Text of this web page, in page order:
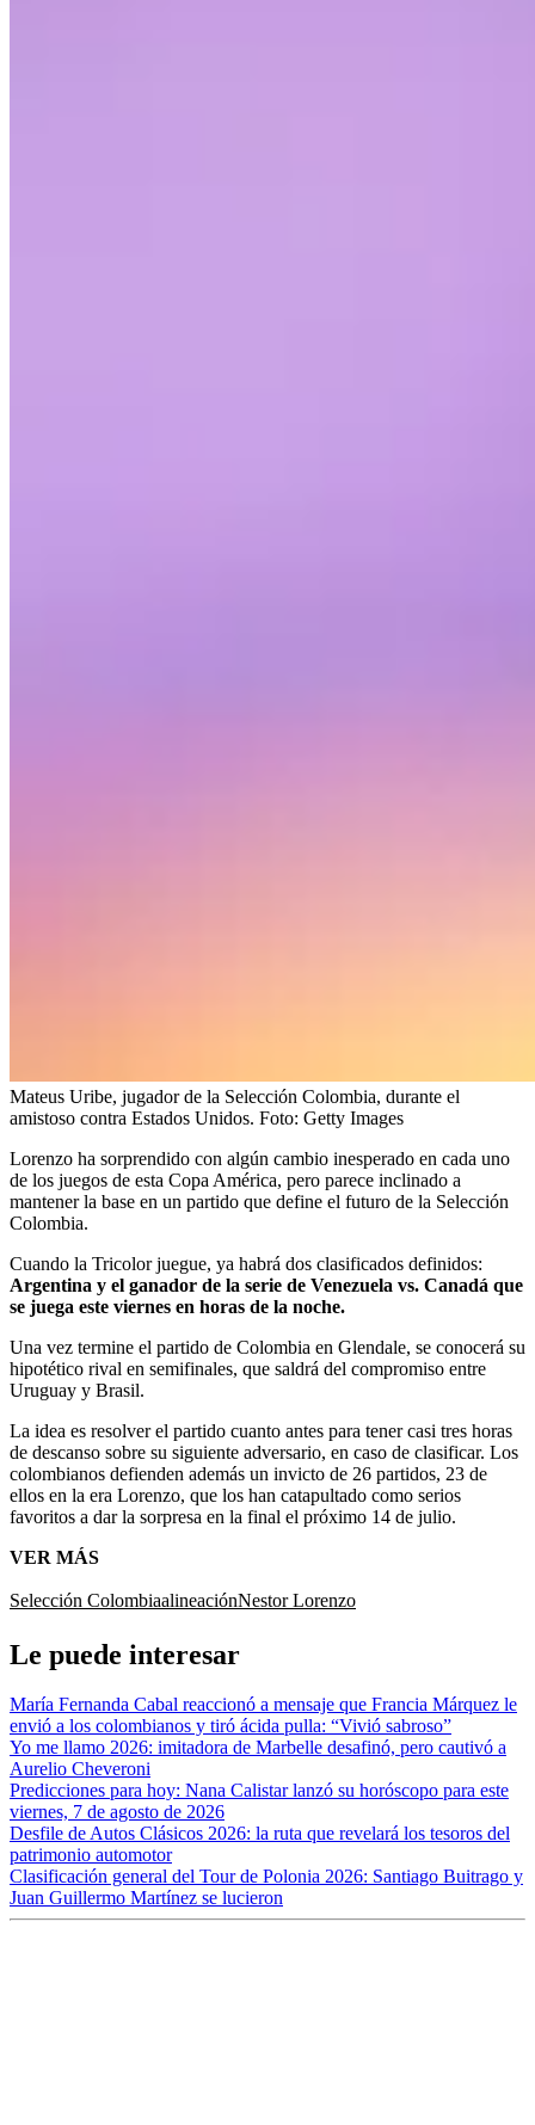
Mateus Uribe, jugador de la Selección Colombia, durante el
amistoso contra Estados Unidos. Foto: Getty Images
Lorenzo ha sorprendido con algún cambio inesperado en cada uno
de los juegos de esta Copa América, pero parece inclinado a
mantener la base en un partido que define el futuro de la Selección
Colombia.
Cuando la Tricolor juegue, ya habrá dos clasificados definidos:
Argentina y el ganador de la serie de Venezuela vs. Canadá que
se juega este viernes en horas de la noche.
Una vez termine el partido de Colombia en Glendale, se conocerá su
hipotético rival en semifinales, que saldrá del compromiso entre
Uruguay y Brasil.
La idea es resolver el partido cuanto antes para tener casi tres horas
de descanso sobre su siguiente adversario, en caso de clasificar. Los
colombianos defienden además un invicto de 26 partidos, 23 de
ellos en la era Lorenzo, que los han catapultado como serios
favoritos a dar la sorpresa en la final el próximo 14 de julio.
VER MÁS
Selección ColombiaalineaciónNestor Lorenzo
Le puede interesar
María Fernanda Cabal reaccionó a mensaje que Francia Márquez le
envió a los colombianos y tiró ácida pulla: “Vivió sabroso”
Yo me llamo 2026: imitadora de Marbelle desafinó, pero cautivó a
Aurelio Cheveroni
Predicciones para hoy: Nana Calistar lanzó su horóscopo para este
viernes, 7 de agosto de 2026
Desfile de Autos Clásicos 2026: la ruta que revelará los tesoros del
patrimonio automotor
Clasificación general del Tour de Polonia 2026: Santiago Buitrago y
Juan Guillermo Martínez se lucieron